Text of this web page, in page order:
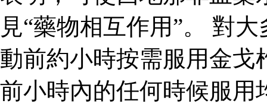
見“藥物相互作用”。 對
動前約小時按需服用金戈
前小時內的任何時候服用